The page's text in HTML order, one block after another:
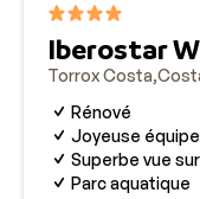
Iberostar
Torrox Costa
Rénové
Joyeuse
Superbe vue
Parc aquatique